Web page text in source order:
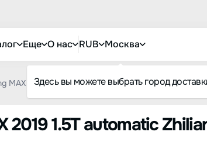
Еще О нас RUB Москва
Здесь вы можете выбрать город
MAX 2019 1.5T automatic Zhilian Ruiyi Sunroof
2019 1.5T automatic